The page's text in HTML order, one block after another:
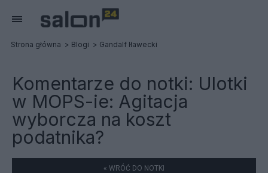
Strona główna Blogi Gandalf Iławecki
Komentarze do notki: Ulotki
w MOPS-ie: Agitacja
wyborcza na koszt
podatnika?
« WRÓĆ DO NOTKI